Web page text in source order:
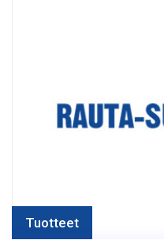
Tuotteet